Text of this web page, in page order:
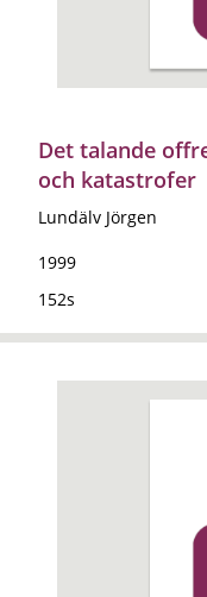
Det talande
och katastrofer
Lundälv Jörgen
1999
152s